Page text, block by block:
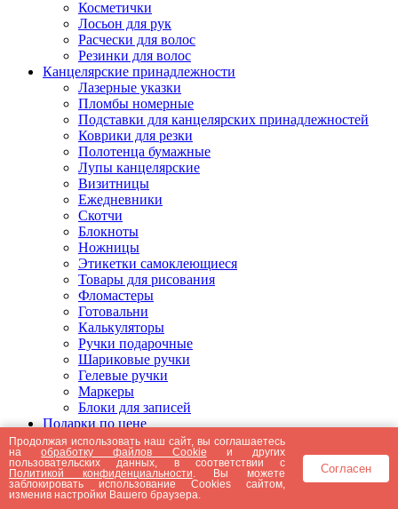
Косметички
Лосьон для рук
Расчески для волос
Резинки для волос
Канцелярские принадлежности
Лазерные указки
Пломбы номерные
Подставки для канцелярских принадлежностей
Коврики для резки
Полотенца бумажные
Лупы канцелярские
Визитницы
Ежедневники
Скотчи
Блокноты
Ножницы
Этикетки самоклеющиеся
Товары для рисования
Фломастеры
Готовальни
Калькуляторы
Ручки подарочные
Шариковые ручки
Гелевые ручки
Маркеры
Блоки для записей
Подарки по цене
Подарки от 5000 рублей
Подарки до 5000 рублей
Подарки до 3000 рублей
Подарки до 2000 рублей
Подарки до 1000 рублей
Продолжая использовать наш сайт, вы соглашаетесь
наобработку файлов Cookie и других
пользовательских данных, в соответствии с
Политикой конфиденциальности . Вы можете
заблокировать использование Cookies сайтом,
изменив настройки Вашего браузера.
Согласен